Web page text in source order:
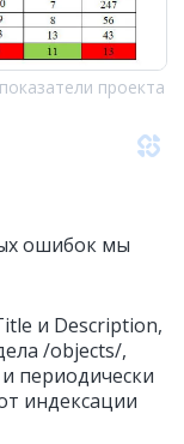
проекта
ошибок мы
и Description,
/objects/,
периодически
индексации